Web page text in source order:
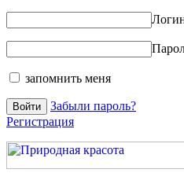
запомнить меня
Забыли пароль?
Регистрация